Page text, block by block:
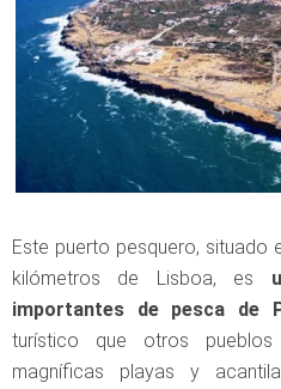
Este puerto pesquero, situado
kilómetros de Lisboa, es
importantes de pesca de
turístico que otros
magníficas playas y